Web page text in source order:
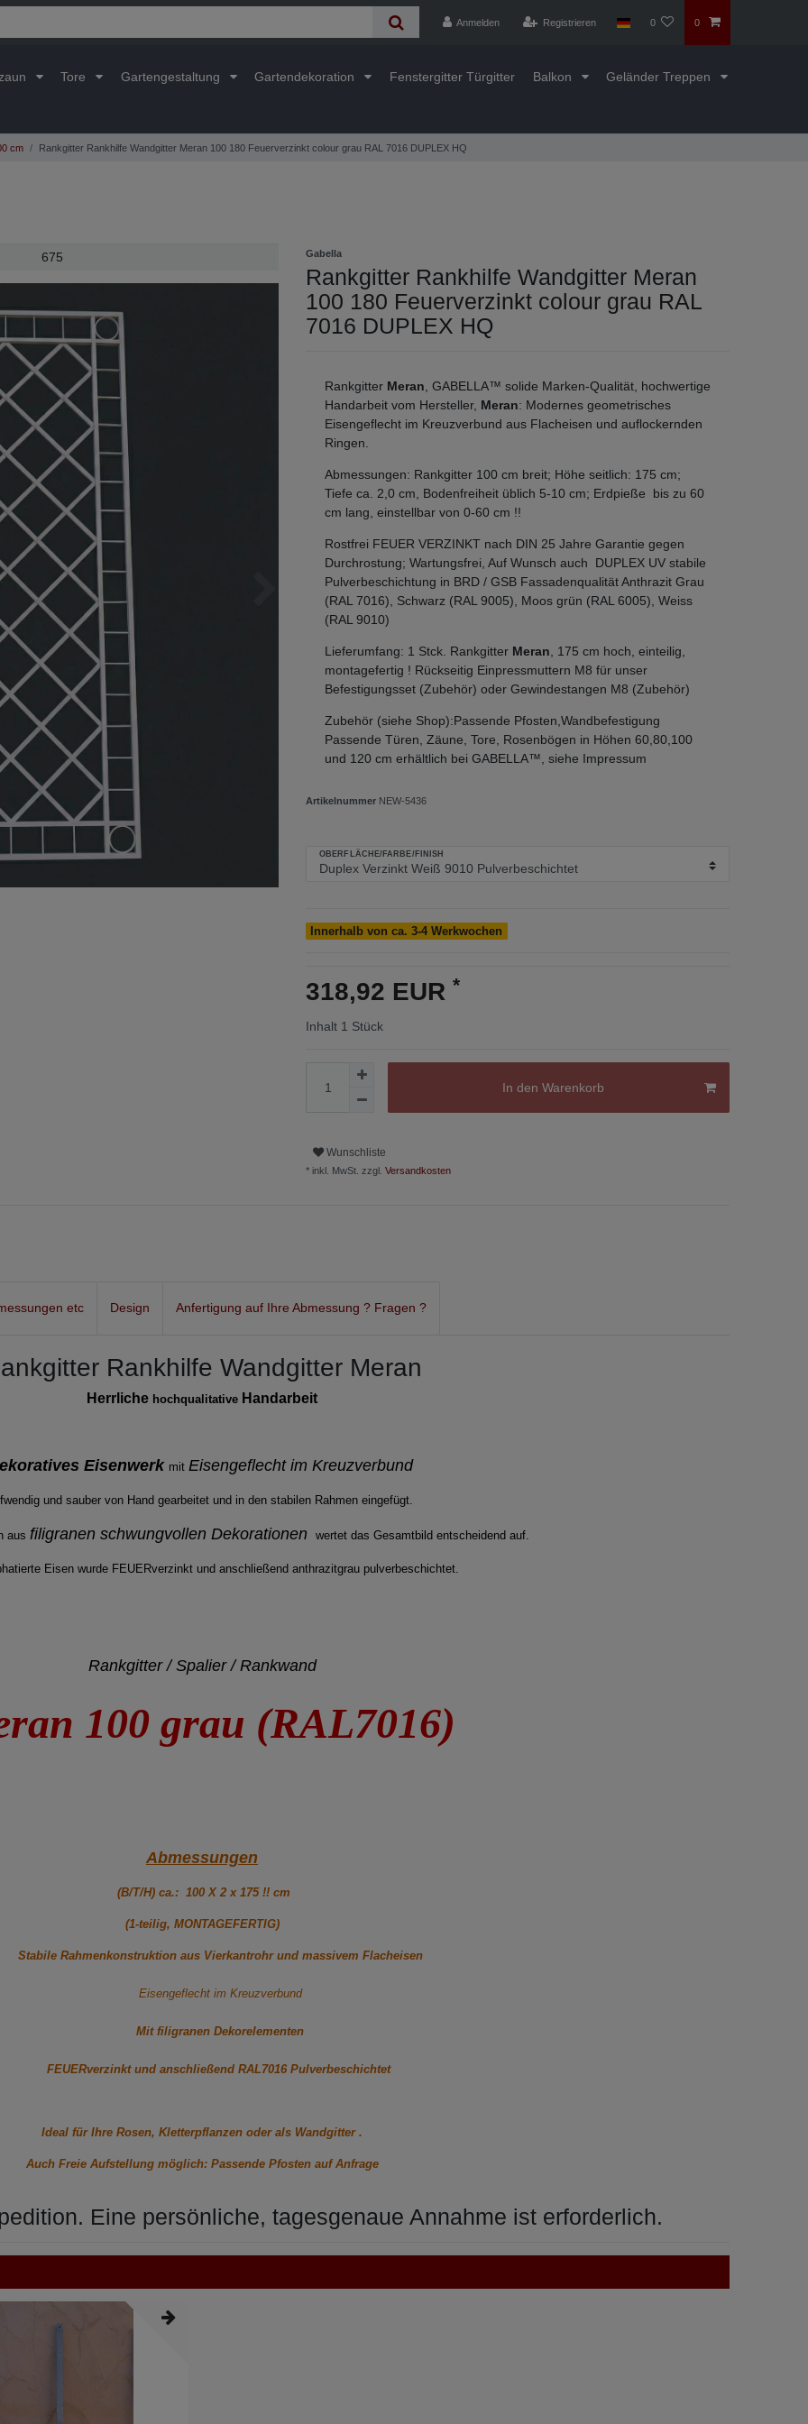
Anmelden Registrieren 0 0
Tore Gartengestaltung Gartendekoration Fenstergitter Türgitter Balkon Geländer Treppen
cm Rankgitter Rankhilfe Wandgitter Meran 100 180 Feuerverzinkt colour grau RAL 7016 DUPLEX HQ
675 Gabella
Rankgitter Rankhilfe Wandgitter Meran
100 180 Feuerverzinkt colour grau RAL
7016 DUPLEX HQ
Rankgitter Meran , GABELLA™ solide Marken-Qualität, hochwertige
Handarbeit vom Hersteller, Meran: Modernes geometrisches
Eisengeflecht im Kreuzverbund aus Flacheisen und auflockernden
Ringen.
Abmessungen: Rankgitter 100 cm breit; Höhe seitlich: 175 cm;
Tiefe ca. 2,0 cm, Bodenfreiheit üblich 5-10 cm; Erdpieße bis zu 60
cm lang, einstellbar von 0-60 cm !!
Rostfrei FEUER VERZINKT nach DIN 25 Jahre Garantie gegen
Durchrostung; Wartungsfrei, Auf Wunsch auch DUPLEX UV stabile
Pulverbeschichtung in BRD / GSB Fassadenqualität Anthrazit Grau
(RAL 7016), Schwarz (RAL 9005), Moos grün (RAL 6005), Weiss
(RAL 9010)
Lieferumfang: 1 Stck. Rankgitter Meran , 175 cm hoch, einteilig,
montagefertig ! Rückseitig Einpressmuttern M8 für unser
Befestigungsset (Zubehör) oder Gewindestangen M8 (Zubehör)
Zubehör (siehe Shop):Passende Pfosten,Wandbefestigung
Passende Türen, Zäune, Tore, Rosenbögen in Höhen 60,80,100
und 120 cm erhältlich bei GABELLA™, siehe Impressum
Artikelnummer NEW-5436
OBERFLÄCHE/FARBE/FINISH
Innerhalb von ca. 3-4 Werkwochen
318,92 EUR *
Inhalt 1 Stück
In den Warenkorb
Wunschliste
* inkl. MwSt. zzgl. Versandkosten
etc Design Anfertigung auf Ihre Abmessung ? Fragen ?
Rankhilfe Wandgitter Meran
Herrliche hochqualitative Handarbeit
Eisenwerk mit Eisengeflecht im Kreuzverbund
und sauber von Hand gearbeitet und in den stabilen Rahmen eingefügt.
aus filigranen schwungvollen Dekorationen wertet das Gesamtbild entscheidend auf.
Eisen wurde FEUERverzinkt und anschließend anthrazitgrau pulverbeschichtet.
Rankgitter / Spalier / Rankwand
100 grau (RAL7016)
Abmessungen
(B/T/H) ca.: 100 X 2 x 175 !! cm
(1-teilig, MONTAGEFERTIG)
Stabile Rahmenkonstruktion aus Vierkantrohr und massivem Flacheisen
Eisengeflecht im Kreuzverbund
Mit filigranen Dekorelementen
FEUERverzinkt und anschließend RAL7016 Pulverbeschichtet
Ideal für Ihre Rosen, Kletterpflanzen oder als Wandgitter .
Auch Freie Aufstellung möglich: Passende Pfosten auf Anfrage
Eine persönliche, tagesgenaue Annahme ist erforderlich.